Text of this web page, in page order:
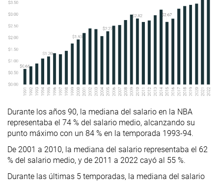
Durante los años 90, la mediana del salario en la NBA
representaba el 74 % del salario medio, alcanzando su
punto máximo con un 84 % en la temporada 1993-94.
De 2001 a 2010, la mediana del salario representaba el 62
% del salario medio, y de 2011 a 2022 cayó al 55 %.
Durante las últimas 5 temporadas, la mediana del salario